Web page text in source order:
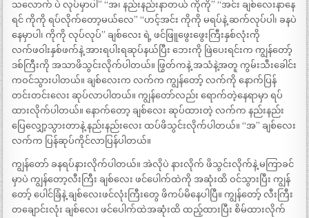
သလောက် ပဲ လုပ်မှာပါ” “အ၊ နည်းနည်းနာတယ် ကိုကို” “အင်း ချစ်လေးနာနေ
ရင် ကိုကို ရပ်လိုက်တော့မယ်လေ” “ဟင့်အင်း ကိုကို မရပ်နဲ့ ဆက်လုပ်ပါ၊ ခနပဲ
နေမှာပါ၊ ကိုကို လုပ်လုပ်” ချစ်လေး ရဲ့ ဖင်ဖြူဖွေးဖွေးကြီးနှစ်လုံးကို
လက်ဖဝါးနှစ်ဖက်နဲ့ အားရပါးရဆုပ်နယ်ပြီး ဘေးကို ဖြဲပေးရင်းက ကျွန်တော့်
ဒစ်ကြီးကို အသာဖိသွင်းလိုက်ပါတယ်။ ဖြွတ်ကနဲ့ အသံနဲ့အတူ ကွမ်းသီးခေါင်း
ကဝင်သွားပါတယ်။ ချစ်လေးက လက်က ကျွန်တော့် လက်ကို နောက်ပြန်
တင်းတင်းလေး ဆုပ်လာပါတယ်။ ကျွန်တော်လည်း ရောက်တဲ့နေရာမှာ ရပ်
ထားလိုက်ပါတယ်။ နောက်တော့ ချစ်လေး ဆုပ်ထားတဲ့ လက်က နည်းနည်း
ပြေလျှော့သွားတာနဲ့ နည်းနည်းလေး ထပ်ဖိသွင်းလိုက်ပါတယ်။ “အ” ချစ်လေး
လက်က ပြန်ဆုပ်ကိုင်လာပြန်ပါတယ်။
ကျွန်တော် ခနရပ်နားလိုက်ပါတယ်။ အဲလိုပဲ နားလိုက် ဖိသွင်းလိုက်နဲ့ မကြာခင်
မှာပဲ ကျွန်တော့လီးကြီး ချစ်လေး ဖင်ပေါက်ထဲကို အဆုံးထိ ဝင်သွားပြီး ကျွန်
တော့် ပေါင်ခြံနဲ့ ချစ်လေးဖင်လုံးကြီးတွေ ဖိကပ်မိနေပါပြီ။ ကျွန်တော့် လီးကြီး
တချောင်းလုံး ချစ်လေး ဖင်ပေါက်ထဲအဆုံးထိ ထည့်ထားပြီး စိမ်ထားလိုက်